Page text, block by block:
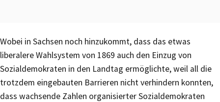
Wobei in Sachsen noch hinzukommt, dass das etwas
liberalere Wahlsystem von 1869 auch den Einzug von
Sozialdemokraten in den Landtag ermöglichte, weil all die
trotzdem eingebauten Barrieren nicht verhindern konnten,
dass wachsende Zahlen organisierter Sozialdemokraten